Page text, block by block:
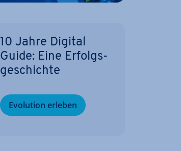
10 Jahre Digital
Guide: Eine Er­folgs­
ge­schich­te
Evolution erleben